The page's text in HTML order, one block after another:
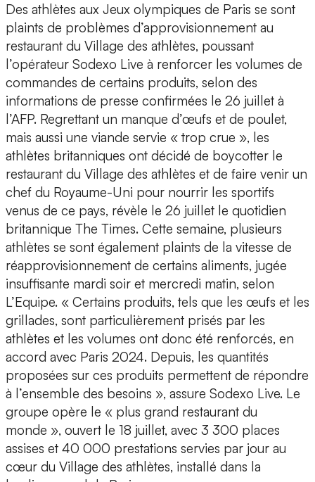
Des athlètes aux Jeux olympiques de Paris se sont
plaints de problèmes d’approvisionnement au
restaurant du Village des athlètes, poussant
l’opérateur Sodexo Live à renforcer les volumes de
commandes de certains produits, selon des
informations de presse confirmées le 26 juillet à
l’AFP. Regrettant un manque d’œufs et de poulet,
mais aussi une viande servie « trop crue », les
athlètes britanniques ont décidé de boycotter le
restaurant du Village des athlètes et de faire venir un
chef du Royaume-Uni pour nourrir les sportifs
venus de ce pays, révèle le 26 juillet le quotidien
britannique The Times. Cette semaine, plusieurs
athlètes se sont également plaints de la vitesse de
réapprovisionnement de certains aliments, jugée
insuffisante mardi soir et mercredi matin, selon
L’Equipe. « Certains produits, tels que les œufs et les
grillades, sont particulièrement prisés par les
athlètes et les volumes ont donc été renforcés, en
accord avec Paris 2024. Depuis, les quantités
proposées sur ces produits permettent de répondre
à l’ensemble des besoins », assure Sodexo Live. Le
groupe opère le « plus grand restaurant du
monde », ouvert le 18 juillet, avec 3 300 places
assises et 40 000 prestations servies par jour au
cœur du Village des athlètes, installé dans la